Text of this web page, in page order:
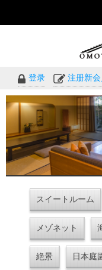
登录 注册新会
スイートルーム
メゾネット
絶景 日本庭